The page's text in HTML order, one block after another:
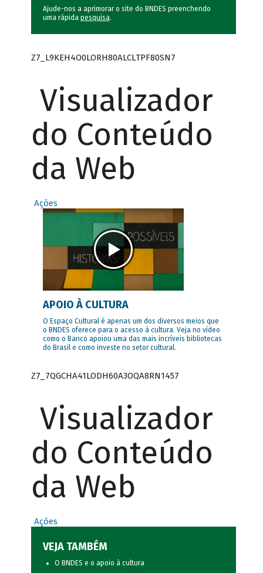
Ajude-nos a aprimorar o site do BNDES preenchendo
uma rápida pesquisa.
Z7_L9KEH4O0LORH80ALCLTPF80SN7
Visualizador
do Conteúdo
da Web
Ações
APOIO À CULTURA
O Espaço Cultural é apenas um dos diversos meios que
o BNDES oferece para o acesso à cultura. Veja no vídeo
como o Banco apoiou uma das mais incríveis bibliotecas
do Brasil e como investe no setor cultural.
Z7_7QGCHA41LODH60A3OQA8RN1457
Visualizador
do Conteúdo
da Web
Ações
VEJA TAMBÉM
O BNDES e o apoio à cultura